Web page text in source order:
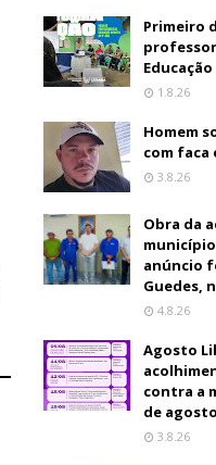
Primeiro
1.8.26
Homem
com faca
3.8.26
Obra da
anúncio
Guedes,
4.8.26
Agosto
contra a
de
3.8.26